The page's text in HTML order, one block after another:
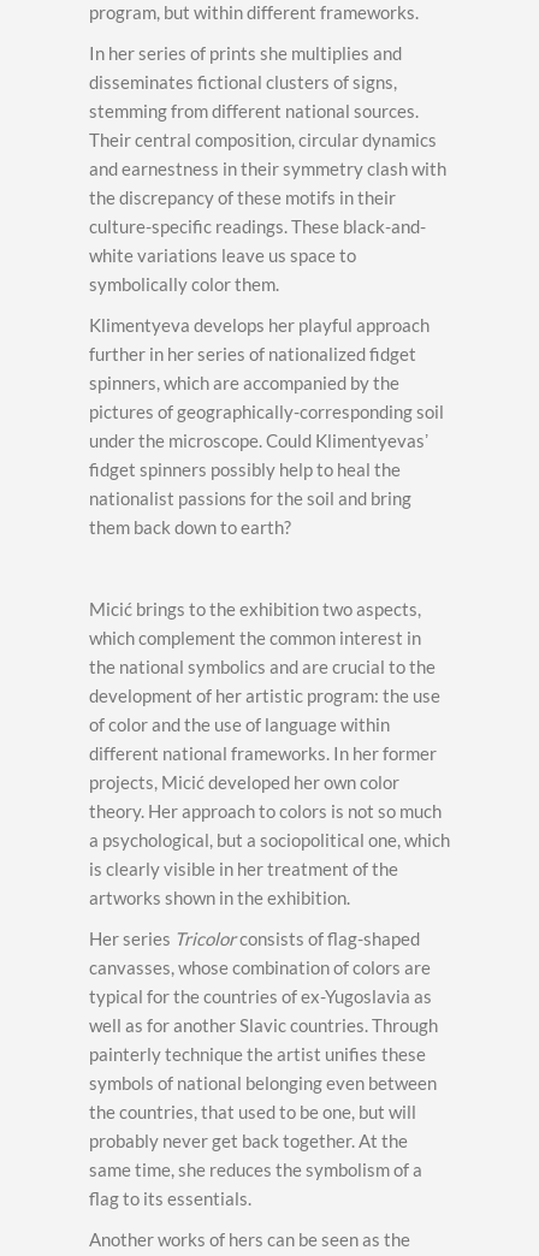
program, but within different frameworks.
In her series of prints she multiplies and
disseminates fictional clusters of signs,
stemming from different national sources.
Their central composition, circular dynamics
and earnestness in their symmetry clash with
the discrepancy of these motifs in their
culture-specific readings. These black-and-
white variations leave us space to
symbolically color them.
Klimentyeva develops her playful approach
further in her series of nationalized fidget
spinners, which are accompanied by the
pictures of geographically-corresponding soil
under the microscope. Could Klimentyevasʼ
fidget spinners possibly help to heal the
nationalist passions for the soil and bring
them back down to earth?
Micić brings to the exhibition two aspects,
which complement the common interest in
the national symbolics and are crucial to the
development of her artistic program: the use
of color and the use of language within
different national frameworks. In her former
projects, Micić developed her own color
theory. Her approach to colors is not so much
a psychological, but a sociopolitical one, which
is clearly visible in her treatment of the
artworks shown in the exhibition.
Her series Tricolorconsists of flag-shaped
canvasses, whose combination of colors are
typical for the countries of ex-Yugoslavia as
well as for another Slavic countries. Through
painterly technique the artist unifies these
symbols of national belonging even between
the countries, that used to be one, but will
probably never get back together. At the
same time, she reduces the symbolism of a
flag to its essentials.
Another works of hers can be seen as the